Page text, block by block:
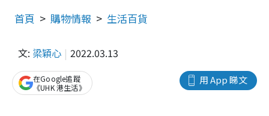
首頁 購物情報 生活百貨
文: 梁穎心 2022.03.13
用 App 睇文
在Google追蹤
《UHK 港生活》